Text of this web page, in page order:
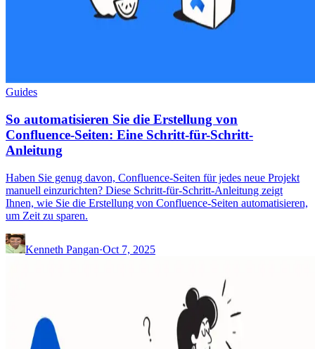
Guides
So automatisieren Sie die Erstellung von
Confluence-Seiten: Eine Schritt-für-Schritt-
Anleitung
Haben Sie genug davon, Confluence-Seiten für jedes neue Projekt
manuell einzurichten? Diese Schritt-für-Schritt-Anleitung zeigt
Ihnen, wie Sie die Erstellung von Confluence-Seiten automatisieren,
um Zeit zu sparen.
Kenneth Pangan·Oct 7, 2025